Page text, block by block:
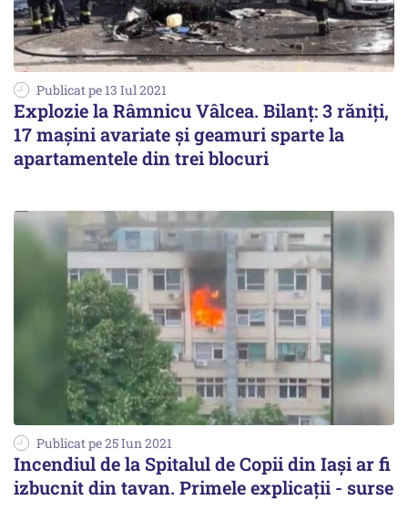
Publicat pe 13 Iul 2021
Explozie la Râmnicu Vâlcea. Bilanț: 3 răniți,
17 mașini avariate și geamuri sparte la
apartamentele din trei blocuri
Publicat pe 25 Iun 2021
Incendiul de la Spitalul de Copii din Iași ar fi
izbucnit din tavan. Primele explicații - surse